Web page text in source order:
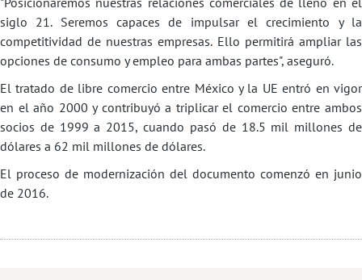
siglo 21. Seremos capaces de impulsar el crecimiento y la
competitividad de nuestras empresas. Ello permitirá ampliar las
opciones de consumo y empleo para ambas partes", aseguró.
El tratado de libre comercio entre México y la UE entró en vigor
en el año 2000 y contribuyó a triplicar el comercio entre ambos
socios de 1999 a 2015, cuando pasó de 18.5 mil millones de
dólares a 62 mil millones de dólares.
El proceso de modernización del documento comenzó en junio
de 2016.